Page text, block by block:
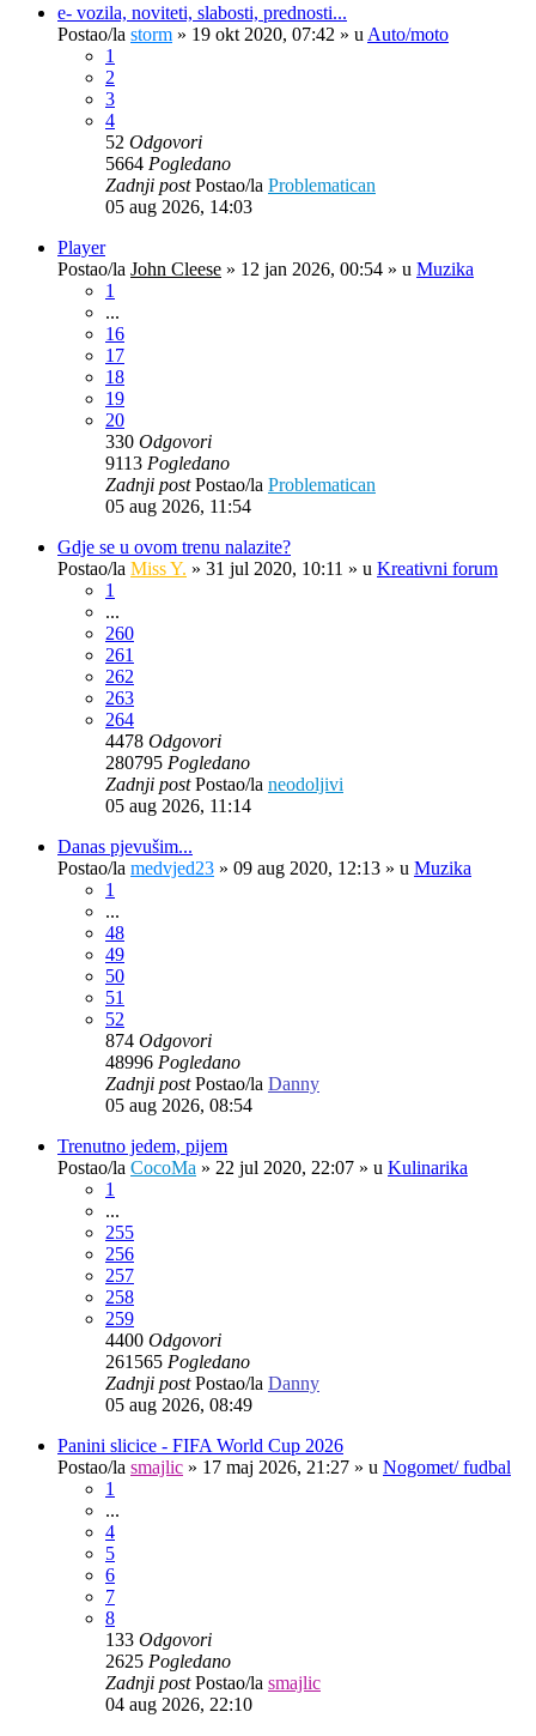
e- vozila, noviteti, slabosti, prednosti...
Postao/la storm » 19 okt 2020, 07:42 » u Auto/moto
1
2
3
4
52 Odgovori
5664 Pogledano
Zadnji postPostao/la Problematican
05 aug 2026, 14:03
Player
Postao/la John Cleese » 12 jan 2026, 00:54 » u Muzika
1
...
16
17
18
19
20
330 Odgovori
9113 Pogledano
Zadnji postPostao/la Problematican
05 aug 2026, 11:54
Gdje se u ovom trenu nalazite?
Postao/la Miss Y. » 31 jul 2020, 10:11 » u Kreativni forum
1
...
260
261
262
263
264
4478 Odgovori
280795 Pogledano
Zadnji postPostao/la neodoljivi
05 aug 2026, 11:14
Danas pjevušim...
Postao/la medvjed23 » 09 aug 2020, 12:13 » u Muzika
1
...
48
49
50
51
52
874 Odgovori
48996 Pogledano
Zadnji postPostao/la Danny
05 aug 2026, 08:54
Trenutno jedem, pijem
Postao/la CocoMa » 22 jul 2020, 22:07 » u Kulinarika
1
...
255
256
257
258
259
4400 Odgovori
261565 Pogledano
Zadnji postPostao/la Danny
05 aug 2026, 08:49
Panini slicice - FIFA World Cup 2026
Postao/la smajlic » 17 maj 2026, 21:27 » u Nogomet/ fudbal
1
...
4
5
6
7
8
133 Odgovori
2625 Pogledano
Zadnji postPostao/la smajlic
04 aug 2026, 22:10